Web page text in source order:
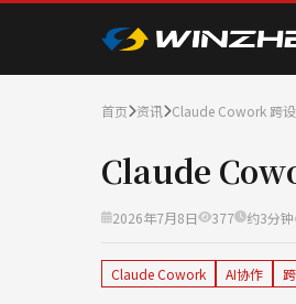
首页 资讯 Claude Cowork 跨
Claude
2026年7月8日 377 约3分钟
Claude Cowork AI协作